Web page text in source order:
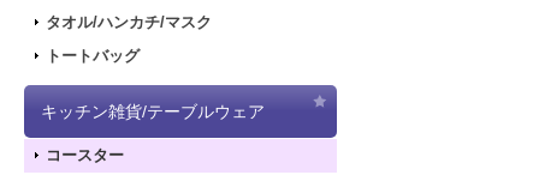
タオル/ハンカチ/マスク
トートバッグ
キッチン雑貨/テーブルウェア
コースター